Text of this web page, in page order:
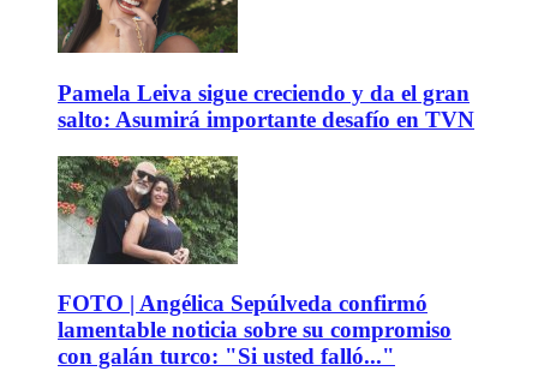
Pamela Leiva sigue creciendo y da el gran
salto: Asumirá importante desafío en TVN
FOTO | Angélica Sepúlveda confirmó
lamentable noticia sobre su compromiso
con galán turco: "Si usted falló..."